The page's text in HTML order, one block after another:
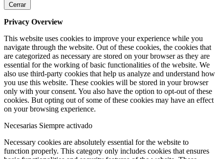
Cerrar
Privacy Overview
This website uses cookies to improve your experience while you
navigate through the website. Out of these cookies, the cookies that
are categorized as necessary are stored on your browser as they are
essential for the working of basic functionalities of the website. We
also use third-party cookies that help us analyze and understand how
you use this website. These cookies will be stored in your browser
only with your consent. You also have the option to opt-out of these
cookies. But opting out of some of these cookies may have an effect
on your browsing experience.
Necesarias Siempre activado
Necessary cookies are absolutely essential for the website to
function properly. This category only includes cookies that ensures